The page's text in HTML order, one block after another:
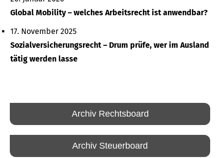
Global Mobility – welches Arbeitsrecht ist anwendbar?
17. November 2025
Sozialversicherungsrecht – Drum prüfe, wer im Ausland
tätig werden lasse
Archiv Rechtsboard
Archiv Steuerboard